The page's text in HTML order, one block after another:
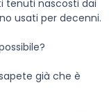
tenuti nascosti dai
usati per decenni.
già che è